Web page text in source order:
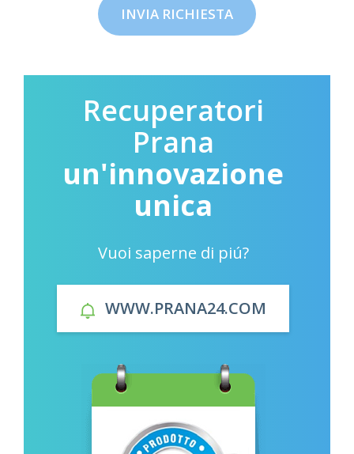
INVIA RICHIESTA
Recuperatori
Prana
un'innovazione
unica
Vuoi saperne di piú?
WWW.PRANA24.COM